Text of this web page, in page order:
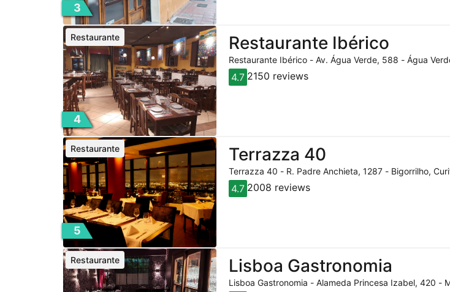
3
4
Restaurante Ibérico
Restaurante
Restaurante Ibérico - Av. Água Verde, 588 - Água
4.7 2150 reviews
5
Terrazza 40
Restaurante
Terrazza 40 - R. Padre Anchieta, 1287 - Bigorrilho,
4.7 2008 reviews
Lisboa Gastronomia
Restaurante
Lisboa Gastronomia - Alameda Princesa Izabel, 420 -